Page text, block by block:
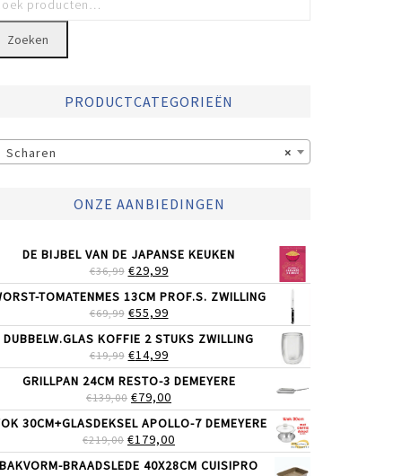
Zoeken
PRODUCTCATEGORIEËN
×
Scharen
ONZE AANBIEDINGEN
DE BIJBEL VAN DE JAPANSE KEUKEN
€36,99 OORSPRONKELIJKE
PRIJS
WAS:
€36,99.
€29,99HUIDIGE
PRIJS
IS:
€29,99.
TOMATENMES 13CM PROF.S. ZWILLING
€69,99 OORSPRONKELIJKE
PRIJS
WAS:
€69,99.
€55,99HUIDIGE
PRIJS
IS:
€55,99.
DUBBELW.GLAS KOFFIE 2 STUKS ZWILLING
€19,99 OORSPRONKELIJKE
PRIJS
WAS:
€19,99.
€14,99HUIDIGE
PRIJS
IS:
€14,99.
GRILLPAN 24CM RESTO-3 DEMEYERE
€139,00 OORSPRONKELIJKE
PRIJS
WAS:
€139,00.
€79,00
PRIJS
IS:
€79,00.
30CM+GLASDEKSEL APOLLO-7 DEMEYERE
€219,00 OORSPRONKELIJKE
PRIJS
WAS:
€179,00
PRIJS
IS:
BAKVORM-BRAADSLEDE 40X28CM CUISIPRO